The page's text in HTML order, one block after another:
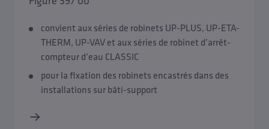
convient aux séries de robinets UP-PLUS, UP-ETA-
THERM, UP-VAV et aux séries de robinet d’arrêt-
compteur d’eau CLASSIC
pour la fixation des robinets encastrés dans des
installations sur bâti-support